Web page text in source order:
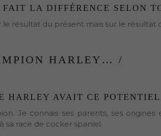
LA DIFFÉRENCE SELON
résultat du présent mais sur le résultat
HARLEY… /
HARLEY AVAIT CE
Je connais ses parents, ses origines
sa race de cocker spaniel.